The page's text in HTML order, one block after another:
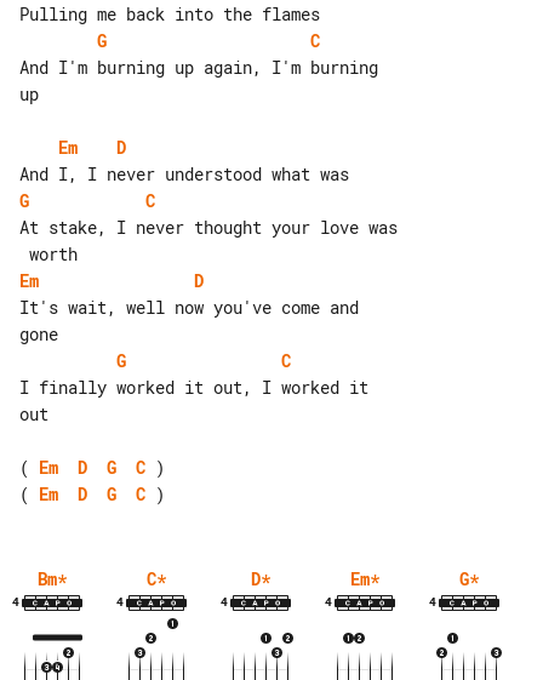
G
C
And I'm burning up again, I'm burning
up
Em
D
G
C
At stake, I never thought your love was
Em
D
It's wait, well now you've come and
G
C
I finally worked it out, I worked it
out
( Em D G C
( Em D G C
Bm*
4
C*
4
D*
4
Em*
4
G*
4